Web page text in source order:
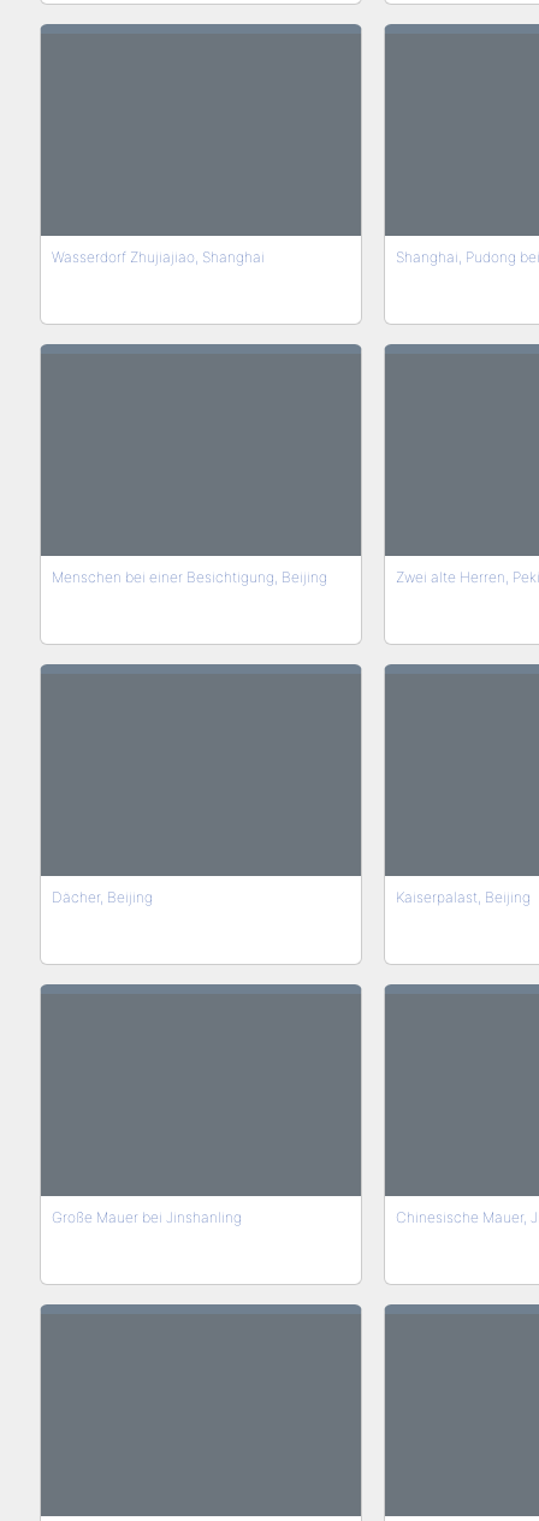
Wasserdorf Zhujiajiao, Shanghai Shanghai, Pudong
Menschen bei einer Besichtigung, Beijing Zwei alte Herren,
Dächer, Beijing Kaiserpalast, Beijing
Große Mauer bei Jinshanling Chinesische Mauer,